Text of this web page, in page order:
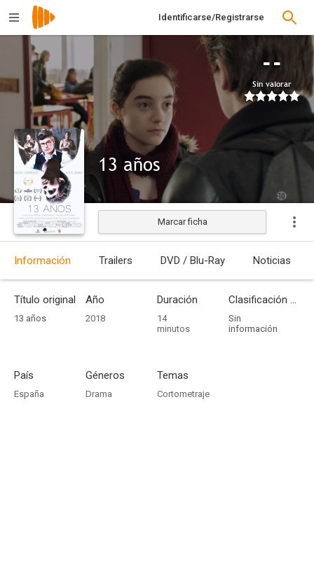
Identificarse/Registrarse
--
Sin valorar
13 años
Estrenada
Marcar ficha
Información Trailers DVD / Blu-Ray Noticias
Título original
13 años
Año
2018
Duración
14
minutos
Clasificación por edades
Sin
información
País
España
Géneros
Drama
Temas
Cortometraje